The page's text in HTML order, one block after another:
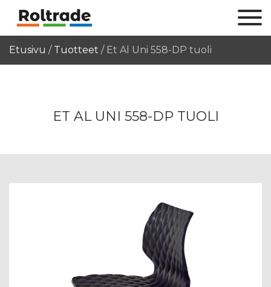
Etusivu / Tuotteet / Et Al Uni 558-DP tuoli
ET AL UNI 558-DP TUOLI